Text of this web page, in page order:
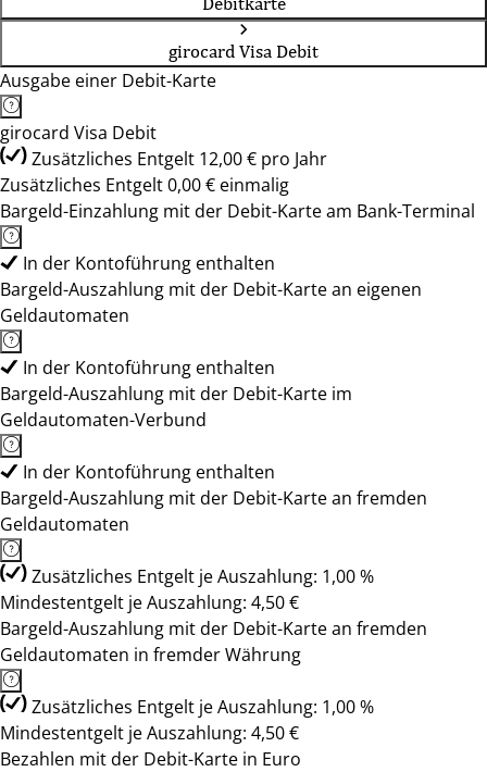
girocard Visa Debit
Ausgabe einer Debit-Karte
girocard Visa Debit
Zusätzliches Entgelt 12,00 € pro Jahr
Zusätzliches Entgelt 0,00 € einmalig
Bargeld-Einzahlung mit der Debit-Karte am Bank-Terminal
In der Kontoführung enthalten
Bargeld-Auszahlung mit der Debit-Karte an eigenen
Geldautomaten
In der Kontoführung enthalten
Bargeld-Auszahlung mit der Debit-Karte im
Geldautomaten-Verbund
In der Kontoführung enthalten
Bargeld-Auszahlung mit der Debit-Karte an fremden
Geldautomaten
Zusätzliches Entgelt je Auszahlung: 1,00 %
Mindestentgelt je Auszahlung: 4,50 €
Bargeld-Auszahlung mit der Debit-Karte an fremden
Geldautomaten in fremder Währung
Zusätzliches Entgelt je Auszahlung: 1,00 %
Mindestentgelt je Auszahlung: 4,50 €
Bezahlen mit der Debit-Karte in Euro